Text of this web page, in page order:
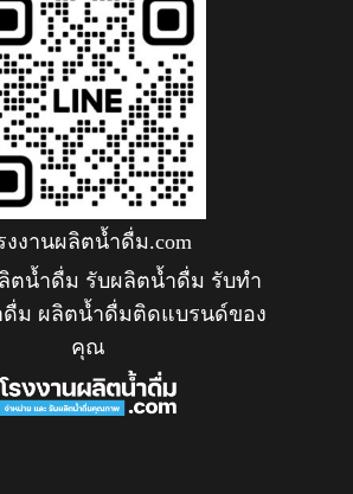
งงานผลิตน้ำดื่ม.com
ตน้ำดื่ม รับผลิตน้ำดื่ม รับทำ
ม ผลิตน้ำดื่มติดแบรนด์ของ
คุณ